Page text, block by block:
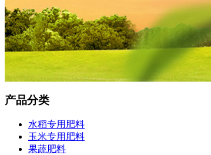
产品分类
水稻专用肥料
玉米专用肥料
果蔬肥料